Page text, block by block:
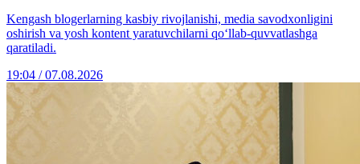
Kengash blogerlarning kasbiy rivojlanishi, media savodxonligini
oshirish va yosh kontent yaratuvchilarni qo‘llab-quvvatlashga
qaratiladi.
19:04 / 07.08.2026